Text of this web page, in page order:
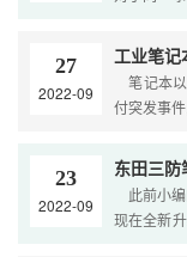
得，应用
27
2022-09
工业笔记
笔记本
付突发事
行业的特
23
2022-09
东田三
此前小编
现在全新